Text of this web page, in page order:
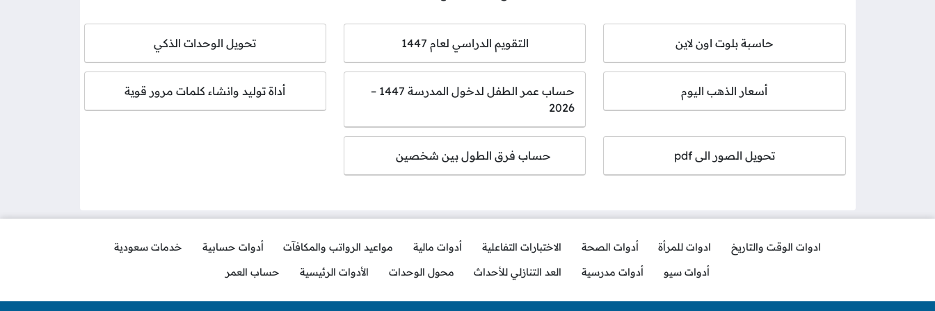
حاسبة بلوت اون لاين التقويم الدراسي لعام 1447 تحويل الوحدات الذكي
أسعار الذهب اليوم
حساب عمر الطفل لدخول المدرسة 1447 –
2026
أداة توليد وانشاء كلمات مرور قوية
تحويل الصور الى pdf حساب فرق الطول بين شخصين
ادوات الوقت والتاريخ ادوات للمرأة أدوات الصحة الاختبارات التفاعلية أدوات مالية مواعيد الرواتب والمكافآت أدوات حسابية
خدمات سعودية
أدوات سيو
أدوات مدرسية العد التنازلي للأحداث محول الوحدات الأدوات الرئيسية حساب العمر